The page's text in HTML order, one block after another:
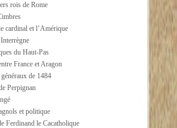
rois de Rome
cardinal et l’Amérique
du Haut-Pas
France et Aragon
de 1484
Perpignan
et politique
Ferdinand le Cacatholique